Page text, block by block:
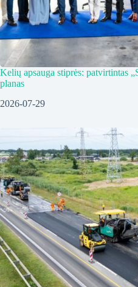
Kelių apsauga stiprės: patvirtintas
planas
2026-07-29